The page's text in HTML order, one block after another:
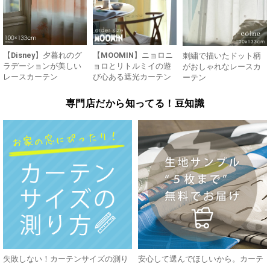
【Disney】夕暮れのグ
ラデーションが美しい
レースカーテン
【MOOMIN】ニョロニ
ョロとリトルミイの遊
び心ある遮光カーテン
刺繍で描いたドット柄
がおしゃれなレースカ
ーテン
専門店だから知ってる！豆知識
失敗しない！カーテンサイズの測り
安心して選んでほしいから。カーテ